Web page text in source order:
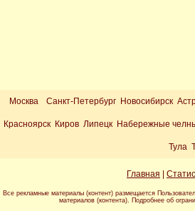
Москва Санкт-Петербург Новосибирск
Красноярск Киров Липецк Набережные
Тула
Главная
Все рекламные материалы (контент) размещается
материалов (контента). Подробнее об